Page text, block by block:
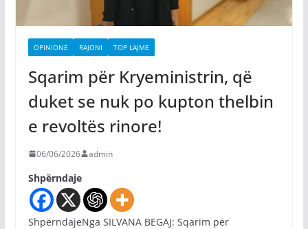
OPINIONE RAJONI TOP LAJME
Sqarim për Kryeministrin, që
duket se nuk po kupton thelbin
e revoltës rinore!
06/06/2026 admin
Shpërndaje
ShpërndajeNga SILVANA BEGAJ: Sqarim për